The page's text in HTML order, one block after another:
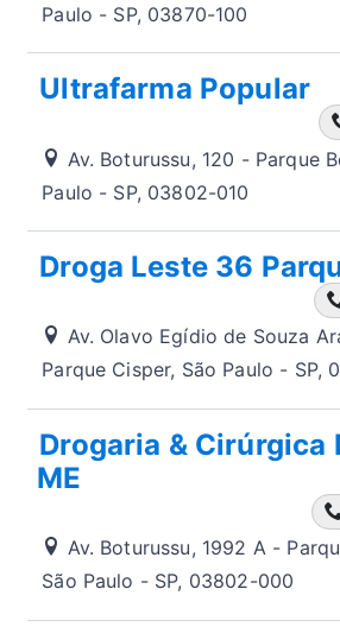
Paulo - SP, 03870-100
Ultrafarma Popular
Av. Boturussu, 120 - Parque
Paulo - SP, 03802-010
Droga Leste 36
Av. Olavo Egídio de Souza
Parque Cisper, São Paulo - SP,
Drogaria & Cirúrgica
ME
Av. Boturussu, 1992 A -
São Paulo - SP, 03802-000